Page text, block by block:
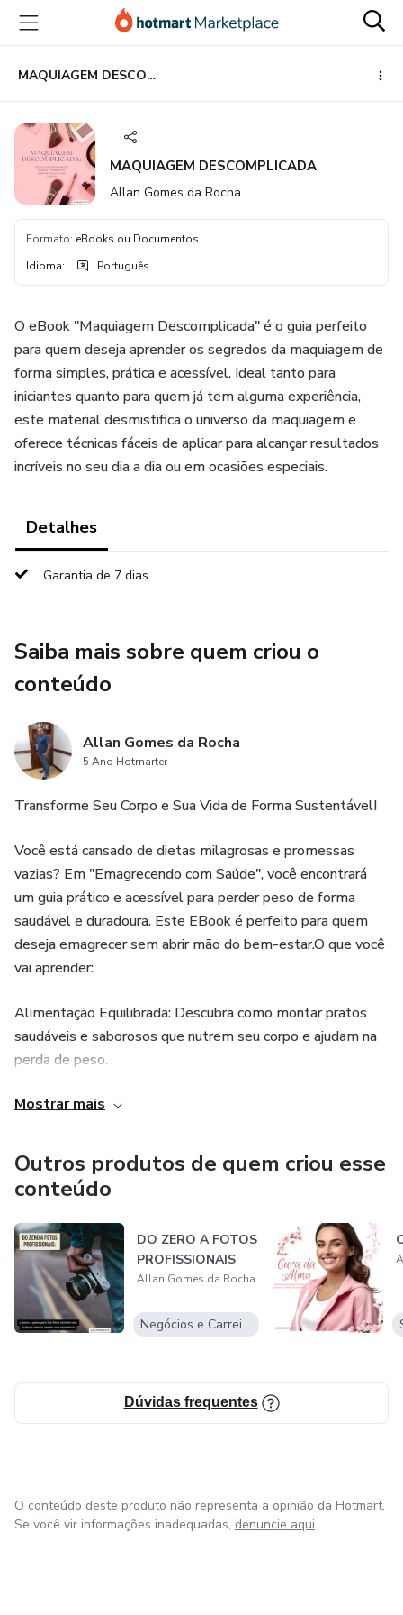
para
conteúdo
principal
para
pagamento
para
rodapé
MAQUIAGEM DESCOMPLICADA
MAQUIAGEM DESCOMPLICADA
Allan Gomes da Rocha
Formato: eBooks ou Documentos
Idioma: Português
O eBook "Maquiagem Descomplicada" é o guia perfeito
para quem deseja aprender os segredos da maquiagem de
forma simples, prática e acessível. Ideal tanto para
iniciantes quanto para quem já tem alguma experiência,
este material desmistifica o universo da maquiagem e
oferece técnicas fáceis de aplicar para alcançar resultados
incríveis no seu dia a dia ou em ocasiões especiais.
Detalhes
Garantia de 7 dias
Saiba mais sobre quem criou o
conteúdo
Allan Gomes da Rocha
5 Ano Hotmarter
Transforme Seu Corpo e Sua Vida de Forma Sustentável!
Você está cansado de dietas milagrosas e promessas
vazias? Em "Emagrecendo com Saúde", você encontrará
um guia prático e acessível para perder peso de forma
saudável e duradoura. Este EBook é perfeito para quem
deseja emagrecer sem abrir mão do bem-estar.O que você
vai aprender:
Alimentação Equilibrada: Descubra como montar pratos
saudáveis e saborosos que nutrem seu corpo e ajudam na
perda de peso.
Atividade Física: Dicas de exercícios que se encaixam na
emagrecimento.
Mudanças de Hábitos: Estratégias eficazes para
transformar sua relação com a comida e evitar o efeito
sanfona.
Mostrar mais
Outros produtos de quem criou esse
conteúdo
DO ZERO A FOTOS
PROFISSIONAIS
Allan Gomes da Rocha
Negócios e Carreira
Dúvidas frequentes
O conteúdo deste produto não representa a opinião da Hotmart.
Se você vir informações inadequadas, denuncie aqui